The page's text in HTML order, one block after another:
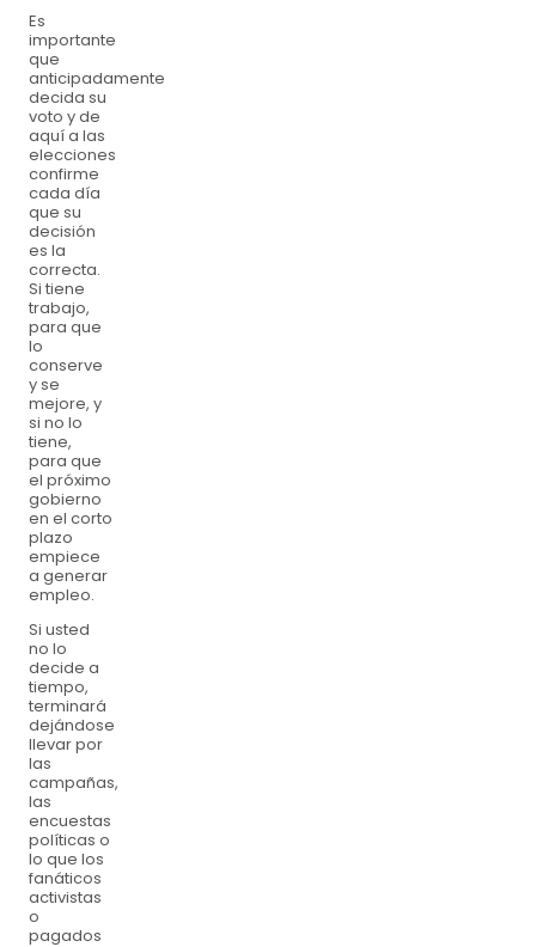
Es
importante
que
anticipadamente
decida su
voto y de
aquí a las
elecciones
confirme
cada día
que su
decisión
es la
correcta.
Si tiene
trabajo,
para que
lo
conserve
y se
mejore, y
si no lo
tiene,
para que
el próximo
gobierno
en el corto
plazo
empiece
a generar
empleo.
Si usted
no lo
decide a
tiempo,
terminará
dejándose
llevar por
las
campañas,
las
encuestas
políticas o
lo que los
fanáticos
activistas
o
pagados